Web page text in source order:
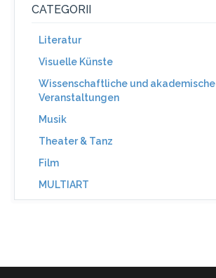
CATEGORII
Literatur
Visuelle Künste
Wissenschaftliche und akademische
Veranstaltungen
Musik
Theater & Tanz
Film
MULTIART